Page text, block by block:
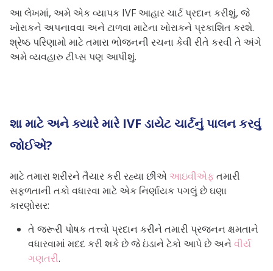
આ લેખમાં, અમે એક વ્યાપક IVF આહાર ચાર્ટ પ્રદાન કરીશું, જે
ખોરાકને અપનાવવા અને ટાળવા માટેના ખોરાકને પ્રકાશિત કરશે.
શ્રેષ્ઠ પરિણામો માટે તમારા ભોજનની રચના કેવી રીતે કરવી તે અંગે
અમે વ્યવહારુ ટીપ્સ પણ આપીશું.
શા માટે અને ક્યારે મારે IVF ડાયેટ ચાર્ટનું પાલન કરવું
જોઈએ?
માટે તમારા શરીરને તૈયાર કરી રહ્યા છીએ આઇવીએફતમારી
સફળતાની તકો વધારવા માટે એક નિર્ણાયક પગલું છેઘણા
કારણોસર:
તે જરૂરી પોષક તત્ત્વો પ્રદાન કરીને તમારી પ્રજનન ક્ષમતાને
વધારવામાં મદદ કરી શકે છે જે ઇંડાને ટેકો આપે છે અને વીર્ય
ગણતરી.